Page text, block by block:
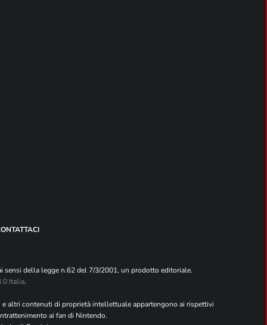
sensi della legge n.62 del 7/3/2001, un prodotto editoriale.
Italia.
altri contenuti di proprietà intellettuale appartengono ai rispettivi
ai fan di Nintendo.